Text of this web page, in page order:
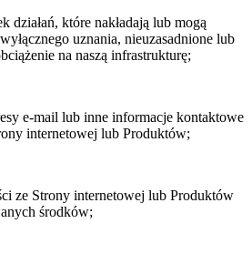
które nakładają lub mogą
uznania, nieuzasadnione lub
na naszą infrastrukturę;
e-mail lub inne informacje kontaktowe
internetowej lub Produktów;
ze Strony internetowej lub Produktów
środków;